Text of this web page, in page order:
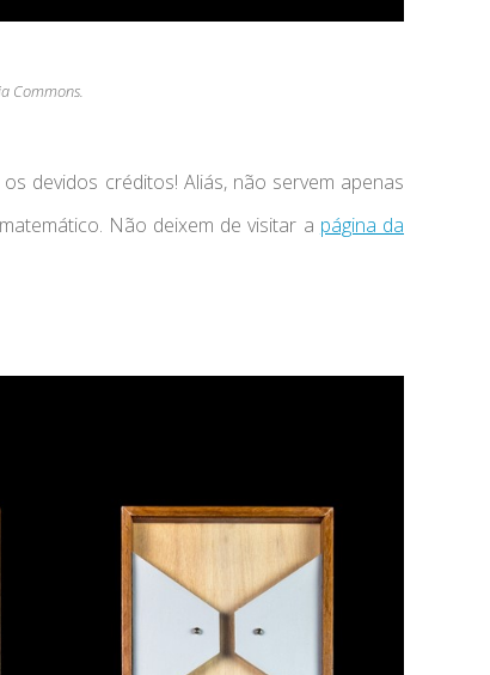
Commons.
devidos créditos! Aliás, não servem apenas
Não deixem de visitar a página da